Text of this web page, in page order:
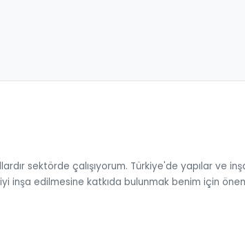
sektörde çalışıyorum. Türkiye'de yapılar ve
inşa edilmesine katkıda bulunmak benim için